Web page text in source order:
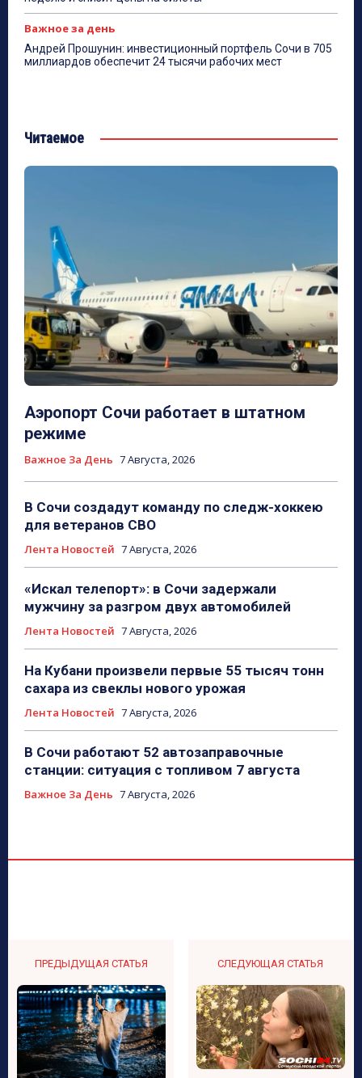
Важное за день
Андрей Прошунин: инвестиционный портфель Сочи в 705
миллиардов обеспечит 24 тысячи рабочих мест
Читаемое
Аэропорт Сочи работает в штатном
режиме
Важное За День 7 Августа, 2026
В Сочи создадут команду по следж-хоккею
для ветеранов СВО
Лента Новостей 7 Августа, 2026
«Искал телепорт»: в Сочи задержали
мужчину за разгром двух автомобилей
Лента Новостей 7 Августа, 2026
На Кубани произвели первые 55 тысяч тонн
сахара из свеклы нового урожая
Лента Новостей 7 Августа, 2026
В Сочи работают 52 автозаправочные
станции: ситуация с топливом 7 августа
Важное За День 7 Августа, 2026
ПРЕДЫДУЩАЯ СТАТЬЯ СЛЕДУЮЩАЯ СТАТЬЯ